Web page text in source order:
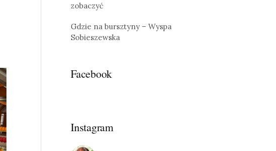
zobaczyć
Gdzie na bursztyny – Wyspa
Sobieszewska
Facebook
Instagram